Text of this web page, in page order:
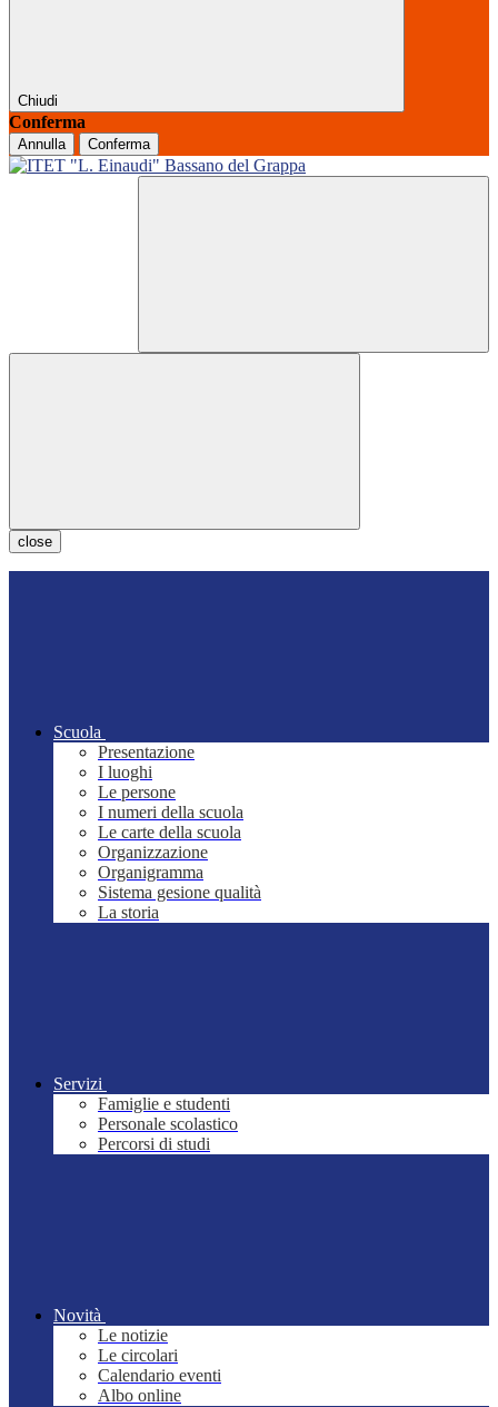
Chiudi
Conferma
Annulla Conferma
close
Scuola
Presentazione
I luoghi
Le persone
I numeri della scuola
Le carte della scuola
Organizzazione
Organigramma
Sistema gesione qualità
La storia
Servizi
Famiglie e studenti
Personale scolastico
Percorsi di studi
Novità
Le notizie
Le circolari
Calendario eventi
Albo online